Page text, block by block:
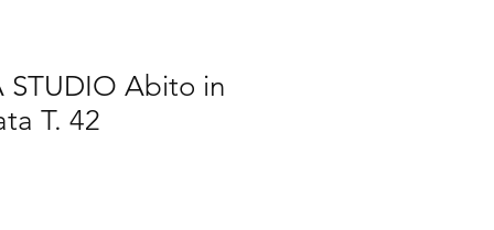
STUDIO Abito in
T. 42